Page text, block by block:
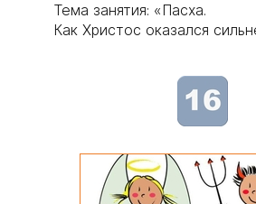
Тема занятия: «Пасха.
Как Христос оказался